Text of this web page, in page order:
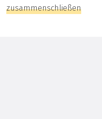
zusammenschließen